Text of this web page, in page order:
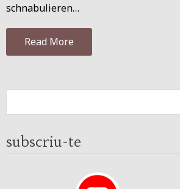
schnabulieren…
Read More
subscriu-te